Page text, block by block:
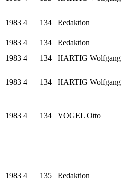
1983 4 134 Redaktion
1983 4 134 Redaktion
1983 4 134 HARTIG Wolfgang
1983 4 134 HARTIG Wolfgang
1983 4 134 VOGEL Otto
1983 4 135 Redaktion